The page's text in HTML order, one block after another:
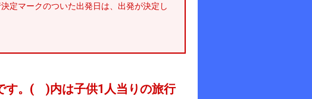
定マークのついた出発日は、出発が決定し
。 ( )内は子供1人当りの旅行